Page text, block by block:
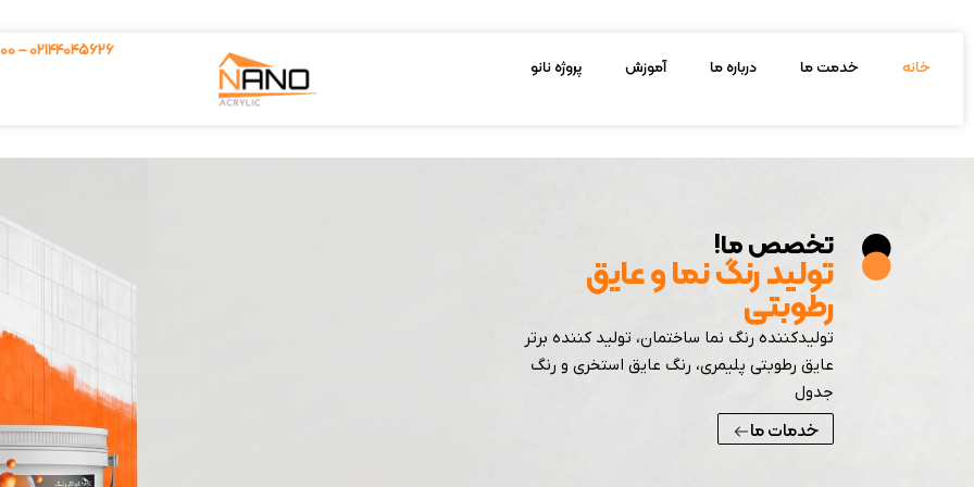
خانه خدمت ما درباره ما آموزش پروژه نانو
تخصص ما!
تولید رنگ نما و عایق
رطوبتی
تولیدکننده رنگ نما ساختمان، تولید کننده برتر
عایق رطوبتی پلیمری، رنگ عایق استخری و رنگ
جدول
خدمات ما